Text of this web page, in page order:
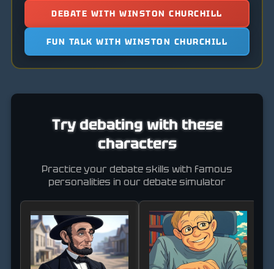
DEBATE WITH WINSTON CHURCHILL
FUN TALK WITH WINSTON CHURCHILL
Try debating with these
characters
Practice your debate skills with famous
personalities in our debate simulator